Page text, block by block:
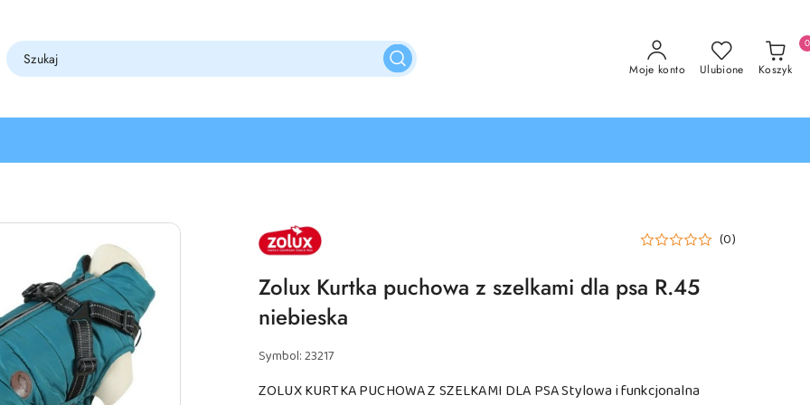
Moje konto Ulubione Koszyk
0
NAZWA
PRODUCENTA:
ZOLUX
(0)
Zolux Kurtka puchowa z szelkami dla psa R.45
niebieska
Symbol:23217
ZOLUX KURTKA PUCHOWA Z SZELKAMI DLA PSA Stylowa i funkcjonalna